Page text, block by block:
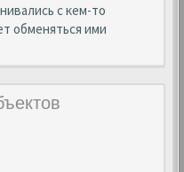
с кем-то
обменяться ими